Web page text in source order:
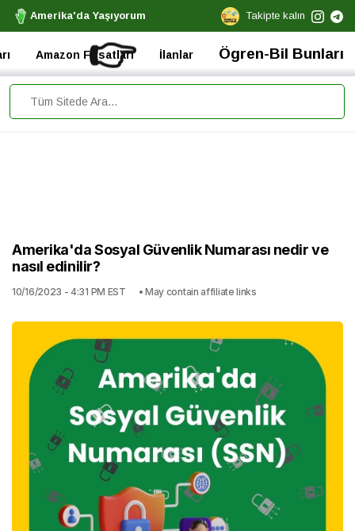
Amerika'da Yaşıyorum Takipte kalın
👉
Amazon Fırsatları İlanlar Ögren-Bil Bunları
Amerika'da Sosyal Güvenlik Numarası nedir ve
nasıl edinilir?
10/16/2023 - 4:31 PM EST • May contain affiliate links